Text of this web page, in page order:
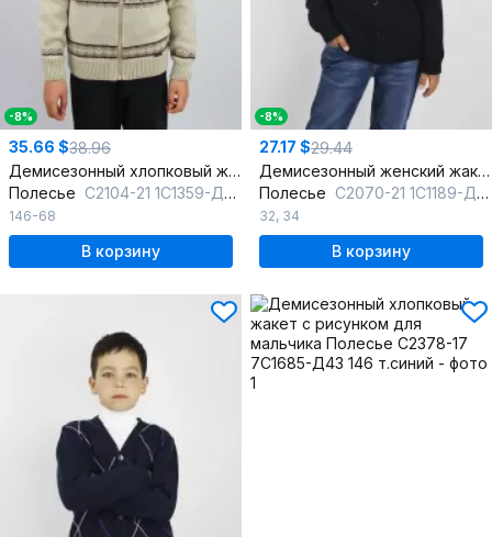
-8%
35.66 $38.96
Демисезонный хлопковый жакет для мальчика с молнией
Полесье С2104-21 1С1359-Д43 146 слоновая_кость
146-68
В корзину
-8%
27.17 $29.44
Демисезонный женский жакет вязаный на каждый день
Полесье С2070-21 1С1189-Д43 134,140 т.синий
32, 34
В корзину